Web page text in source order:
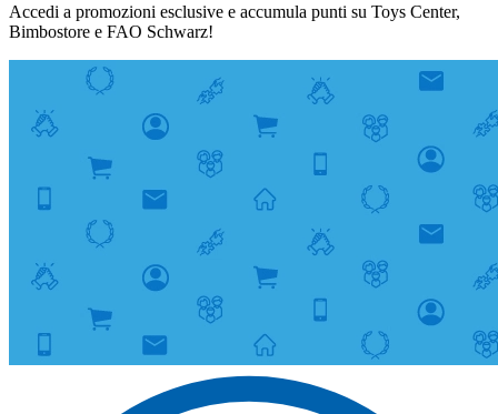
Accedi a promozioni esclusive e accumula punti su Toys Center,
Bimbostore e FAO Schwarz!